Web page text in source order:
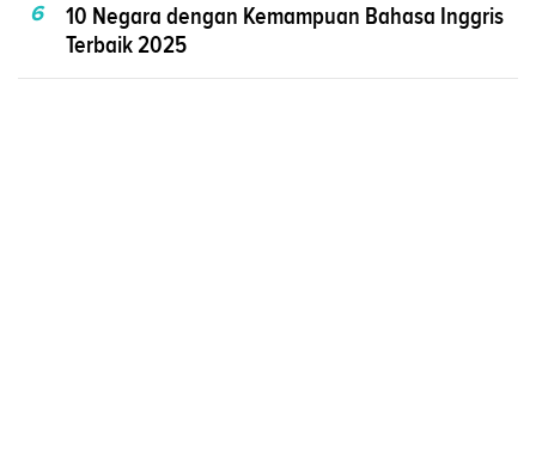
6
10 Negara dengan Kemampuan Bahasa Inggris
Terbaik 2025